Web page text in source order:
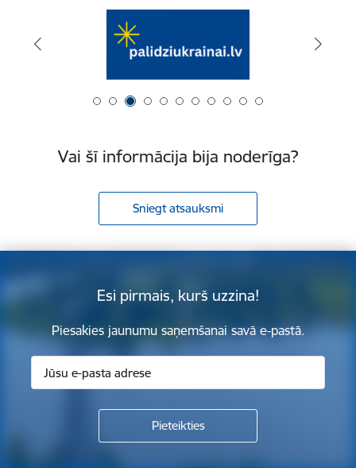
Vai šī informācija bija noderīga?
Sniegt atsauksmi
Esi pirmais, kurš uzzina!
Piesakies jaunumu saņemšanai savā e-pastā.